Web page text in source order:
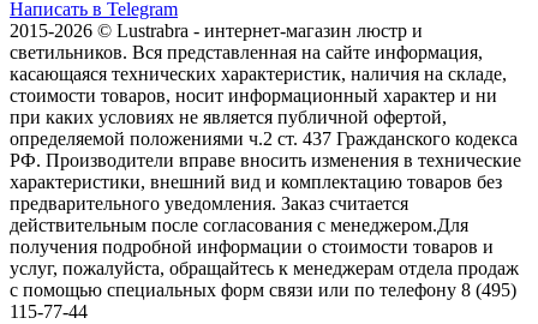
Написать в Telegram
2015-2026 © Lustrabra - интернет-магазин люстр и
светильников. Вся представленная на сайте информация,
касающаяся технических характеристик, наличия на складе,
стоимости товаров, носит информационный характер и ни
при каких условиях не является публичной офертой,
определяемой положениями ч.2 ст. 437 Гражданского кодекса
РФ. Производители вправе вносить изменения в технические
характеристики, внешний вид и комплектацию товаров без
предварительного уведомления. Заказ считается
действительным после согласования с менеджером.Для
получения подробной информации о стоимости товаров и
услуг, пожалуйста, обращайтесь к менеджерам отдела продаж
с помощью специальных форм связи или по телефону 8 (495)
115-77-44